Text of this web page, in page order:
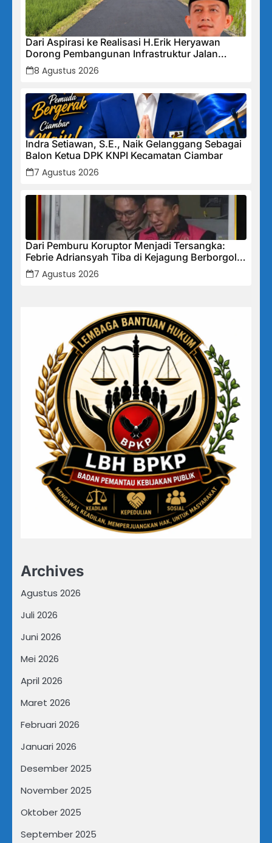
Dari Aspirasi ke Realisasi H.Erik Heryawan
Dorong Pembangunan Infrastruktur Jalan
Cikalong Bunder
8 Agustus 2026
Indra Setiawan, S.E., Naik Gelanggang Sebagai
Balon Ketua DPK KNPI Kecamatan Ciambar
7 Agustus 2026
Dari Pemburu Koruptor Menjadi Tersangka:
Febrie Adriansyah Tiba di Kejagung Berborgol,
Bawa Map Biru dan Senyum Penuh Teka-teki
7 Agustus 2026
Archives
Agustus 2026
Juli 2026
Juni 2026
Mei 2026
April 2026
Maret 2026
Februari 2026
Januari 2026
Desember 2025
November 2025
Oktober 2025
September 2025